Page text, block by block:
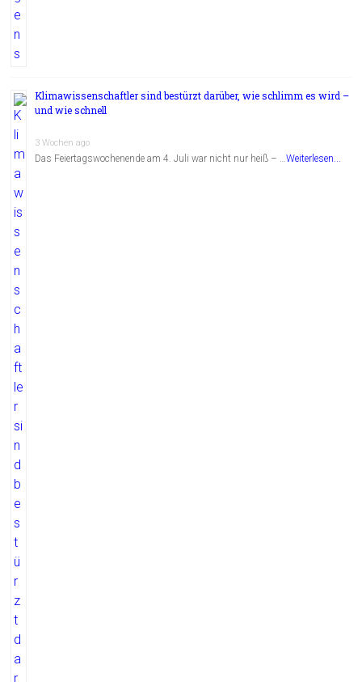
Klimawissenschaftler sind bestürzt darüber, wie schlimm es wird –
und wie schnell
3 Wochen ago
Das Feiertagswochenende am 4. Juli war nicht nur heiß – …Weiterlesen...